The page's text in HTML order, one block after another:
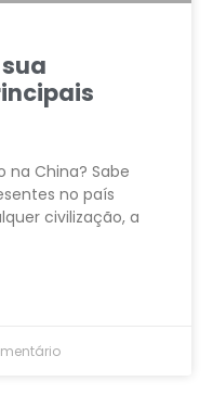
na China? Sabe
no país
civilização, a